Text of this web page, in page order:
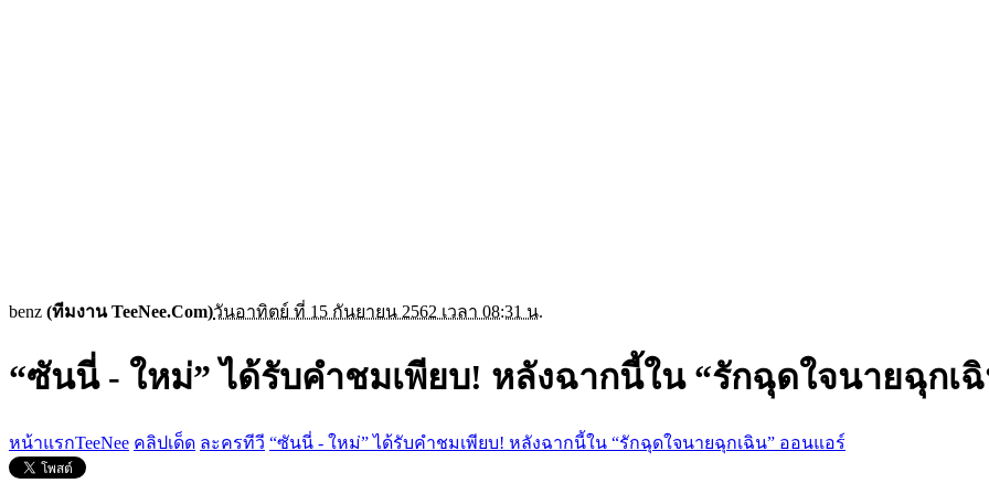
benz (ทีมงาน TeeNee.Com)วันอาทิตย์ ที่ 15 กันยายน 2562 เวลา 08:31 น.
“ซันนี่ - ใหม่” ได้รับคำชมเพียบ! หลังฉากนี้ใน “รักฉุดใจนายฉุกเ
หน้าแรกTeeNee คลิปเด็ด ละครทีวี “ซันนี่ - ใหม่” ได้รับคำชมเพียบ! หลังฉากนี้ใน “รักฉุดใจนายฉุกเฉิน” ออนแอร์